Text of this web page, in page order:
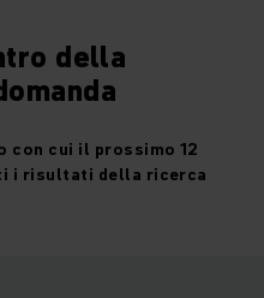
della
con cui il prossimo 12
i risultati della ricerca